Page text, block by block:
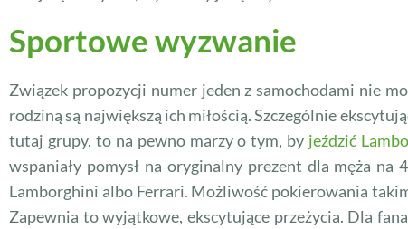
Sportowe wyzwanie
Związek propozycji numer jeden z samochodami nie
rodziną są największą ich miłością. Szczególnie
tutaj grupy, to na pewno marzy o tym, by jeździć
wspaniały pomysł na oryginalny prezent dla męża
Lamborghini albo Ferrari. Możliwość pokierowania
Zapewnia to wyjątkowe, ekscytujące przeżycia. Dla